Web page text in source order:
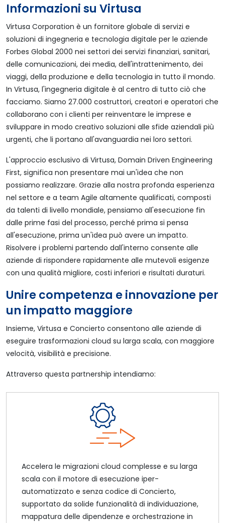
Informazioni su Virtusa
Virtusa Corporation è un fornitore globale di servizi e
soluzioni di ingegneria e tecnologia digitale per le aziende
Forbes Global 2000 nei settori dei servizi finanziari, sanitari,
delle comunicazioni, dei media, dell'intrattenimento, dei
viaggi, della produzione e della tecnologia in tutto il mondo.
In Virtusa, l'ingegneria digitale è al centro di tutto ciò che
facciamo. Siamo 27.000 costruttori, creatori e operatori che
collaborano con i clienti per reinventare le imprese e
sviluppare in modo creativo soluzioni alle sfide aziendali più
urgenti, che li portano all'avanguardia nei loro settori.
L'approccio esclusivo di Virtusa, Domain Driven Engineering
First, significa non presentare mai un'idea che non
possiamo realizzare. Grazie alla nostra profonda esperienza
nel settore e a team Agile altamente qualificati, composti
da talenti di livello mondiale, pensiamo all'esecuzione fin
dalle prime fasi del processo, perché prima si pensa
all'esecuzione, prima un'idea può avere un impatto.
Risolvere i problemi partendo dall'interno consente alle
aziende di rispondere rapidamente alle mutevoli esigenze
con una qualità migliore, costi inferiori e risultati duraturi.
Unire competenza e innovazione per
un impatto maggiore
Insieme, Virtusa e Concierto consentono alle aziende di
eseguire trasformazioni cloud su larga scala, con maggiore
velocità, visibilità e precisione.
Attraverso questa partnership intendiamo:
Accelera le migrazioni cloud complesse e su larga
scala con il motore di esecuzione iper-
automatizzato e senza codice di Concierto,
supportato da solide funzionalità di individuazione,
mappatura delle dipendenze e orchestrazione in